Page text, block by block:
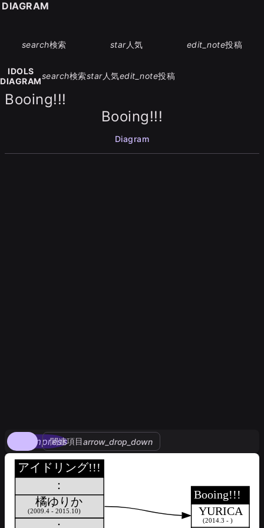
search検索 star人気 edit_note投稿
IDOLS
DIAGRAM
search検索star人気edit_note投稿
Booing!!!
Booing!!!
Diagram
compress
関連項目arrow_drop_down